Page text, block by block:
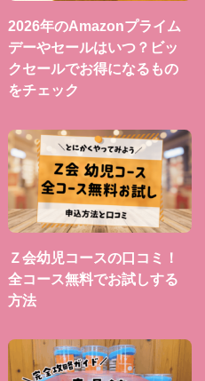
2026年のAmazonプライム
デーやセールはいつ？ビッ
クセールでお得になるもの
をチェック
Ｚ会幼児コースの口コミ！
全コース無料でお試しする
方法